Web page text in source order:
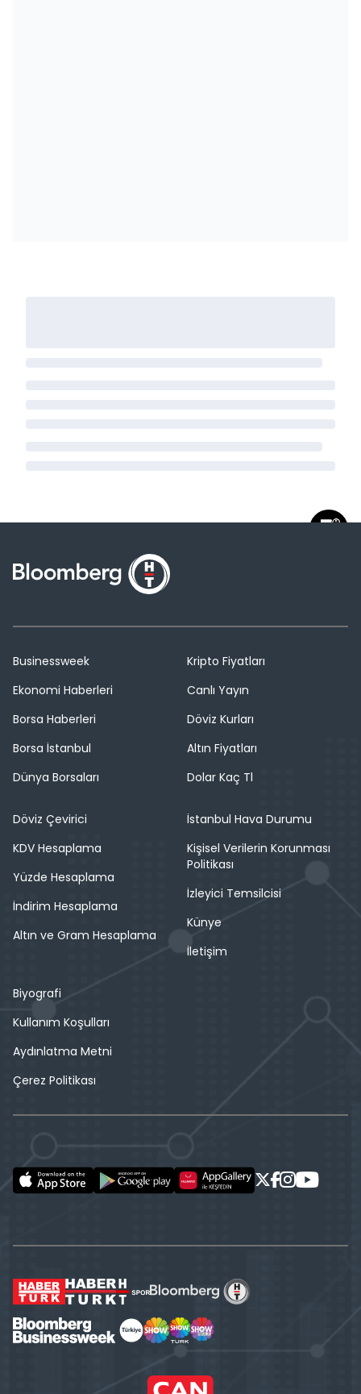
Businessweek
Ekonomi Haberleri
Borsa Haberleri
Borsa İstanbul
Dünya Borsaları
Kripto Fiyatları
Canlı Yayın
Döviz Kurları
Altın Fiyatları
Dolar Kaç Tl
Döviz Çevirici
KDV Hesaplama
Yüzde Hesaplama
İndirim Hesaplama
Altın ve Gram Hesaplama
İstanbul Hava Durumu
Kişisel Verilerin Korunması
Politikası
İzleyici Temsilcisi
Künye
İletişim
Biyografi
Kullanım Koşulları
Aydınlatma Metni
Çerez Politikası